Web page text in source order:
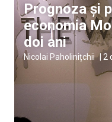
Prognoza și
economia
doi ani
Nicolai Paholinițchii 2